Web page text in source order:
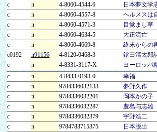
c
n 4-8060-4544-6
日本夢文学
c
n 4-8060-4557-8
ヘルメスは
c
n 4-8060-4571-3
目覚まし草
c
n 4-8060-4634-5
大正流亡
c
n 4-8060-4669-8
終末からの
c0192
n91156 4-8120-0468-3
鎗田清太郎
c
n 4-8331-3117-X
ヨーロッパ
c
n 4-8433-0193-0
幸福
c
n 9784336032133
夢野久作
c
n 9784336032201
岡本かの子
c
n 9784336032287
豊島与志雄
c
n 9784336032379
宇野浩二
c
n 9784783715375
日本脱出